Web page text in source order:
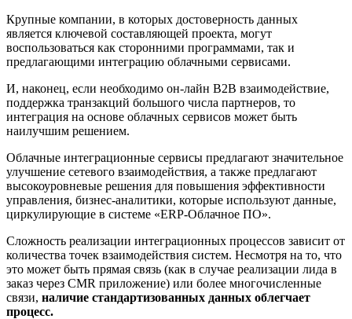
Крупные компании, в которых достоверность данных
является ключевой составляющей проекта, могут
воспользоваться как сторонними программами, так и
предлагающими интеграцию облачными сервисами.
И, наконец, если необходимо он-лайн B2B взаимодействие,
поддержка транзакций большого числа партнеров, то
интеграция на основе облачных сервисов может быть
наилучшим решением.
Облачные интеграционные сервисы предлагают значительное
улучшение сетевого взаимодействия, а также предлагают
высокоуровневые решения для повышения эффективности
управления, бизнес-аналитики, которые используют данные,
циркулирующие в системе «ERP-Облачное ПО».
Сложность реализации интеграционных процессов зависит от
количества точек взаимодействия систем. Несмотря на то, что
это может быть прямая связь (как в случае реализации лида в
заказ через CMR приложение) или более многочисленные
связи, наличие стандартизованных данных облегчает
процесс.